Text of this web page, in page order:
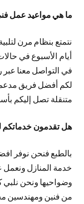
ما هي مواعيد عمل
أيام الأسبوع في
في التواصل معنا
لكم أفضل فريق
متنقلة تصل إليكم
هل تقدمون خدماتكم
بالطبع فنحن نوفر
خدمة المنازل
وضواحيها ونحن نلبي
من فنين ومهندسين